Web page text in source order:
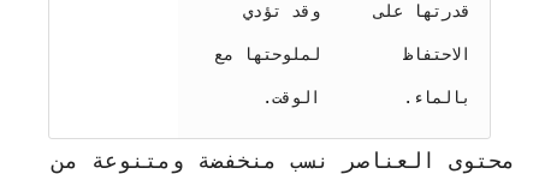
قدرتها على
الاحتفاظ
بالماء.
وقد تؤدي
لملوحتها مع
الوقت.
محتوى العناصر
نسب منخفضة ومتنوعة من